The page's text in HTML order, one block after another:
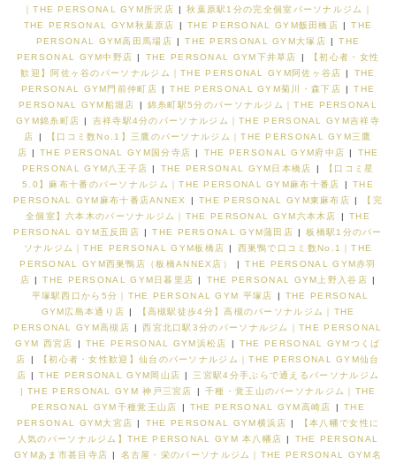
｜THE PERSONAL GYM所沢店 |
秋葉原駅1分の完全個室パーソナルジム｜
THE PERSONAL GYM秋葉原店
| THE PERSONAL GYM飯田橋店 |
THE
PERSONAL GYM高田馬場店 | THE PERSONAL GYM大塚店 |
THE
PERSONAL GYM中野店 | THE PERSONAL GYM下井草店 |
【初心者・女性
歓迎】阿佐ヶ谷のパーソナルジム｜THE PERSONAL GYM阿佐ヶ谷店 |
THE
PERSONAL GYM門前仲町店 | THE PERSONAL GYM菊川・森下店 |
THE
PERSONAL GYM船堀店
|
錦糸町駅5分のパーソナルジム｜THE PERSONAL
GYM錦糸町店 |
吉祥寺駅4分のパーソナルジム｜THE PERSONAL GYM吉祥寺
店
|
【口コミ数No.1】三鷹のパーソナルジム｜THE PERSONAL GYM三鷹
店 | THE PERSONAL GYM国分寺店 | THE PERSONAL GYM府中店 |
THE
PERSONAL GYM八王子店 | THE PERSONAL GYM日本橋店 |
【口コミ星
5.0】麻布十番のパーソナルジム｜THE PERSONAL GYM麻布十番店
|
THE
PERSONAL GYM麻布十番店ANNEX
| THE PERSONAL GYM東麻布店 |
【完
全個室】六本木のパーソナルジム｜THE PERSONAL GYM六本木店
|
THE
PERSONAL GYM五反田店 | THE PERSONAL GYM蒲田店 |
板橋駅1分のパー
ソナルジム｜THE PERSONAL GYM板橋店 |
西巣鴨で口コミ数No.1｜THE
PERSONAL GYM西巣鴨店（板橋ANNEX店）
|
THE PERSONAL GYM赤羽
店 | THE PERSONAL GYM日暮里店 | THE PERSONAL GYM上野入谷店 |
平塚駅西口から5分｜THE PERSONAL GYM 平塚店
|
THE PERSONAL
GYM広島本通り店 |
【高槻駅徒歩4分】高槻のパーソナルジム｜THE
PERSONAL GYM高槻店 |
西宮北口駅3分のパーソナルジム｜THE PERSONAL
GYM 西宮店
| THE PERSONAL GYM浜松店 |
THE PERSONAL GYMつくば
店
|
【初心者・女性歓迎】仙台のパーソナルジム｜THE PERSONAL GYM仙台
店 | THE PERSONAL GYM岡山店 |
三宮駅4分手ぶらで通えるパーソナルジム
| THE PERSONAL GYM 神戸三宮店
|
千種・覚王山のパーソナルジム｜THE
PERSONAL GYM千種覚王山店
| THE PERSONAL GYM高崎店 |
THE
PERSONAL GYM大宮店 | THE PERSONAL GYM横浜店 |
【本八幡で女性に
人気のパーソナルジム】THE PERSONAL GYM 本八幡店 |
THE PERSONAL
GYMあま市甚目寺店 | 名古屋・栄のパーソナルジム｜THE PERSONAL GYM名